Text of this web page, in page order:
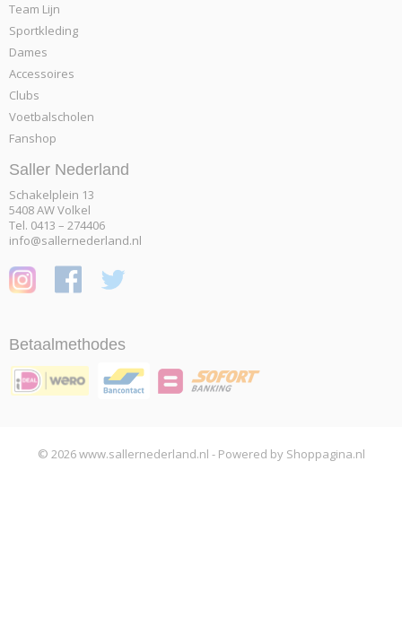
Team Lijn
Sportkleding
Dames
Accessoires
Clubs
Voetbalscholen
Fanshop
Saller Nederland
Schakelplein 13
5408 AW Volkel
Tel. 0413 – 274406
info@sallernederland.nl
Betaalmethodes
© 2026 www.sallernederland.nl - Powered by Shoppagina.nl